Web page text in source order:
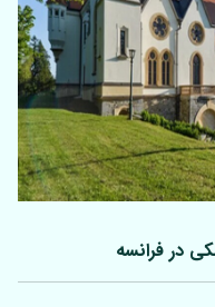
در فرانسه